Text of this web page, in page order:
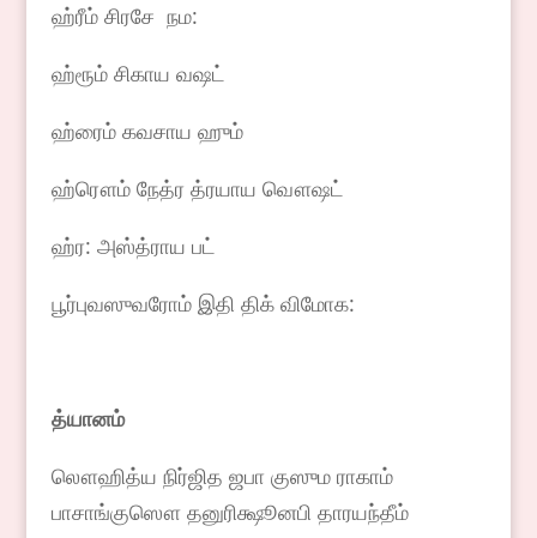
ஹ்ரீம் சிரசே நம:
ஹ்ரூம் சிகாய வஷட்
ஹ்ரைம் கவசாய ஹும்
ஹ்ரௌம் நேத்ர த்ரயாய வௌஷட்
ஹ்ர: அஸ்த்ராய பட்
பூர்புவஸுவரோம் இதி திக் விமோக:
த்யானம்
லௌஹித்ய நிர்ஜித ஜபா குஸும ராகாம்
பாசாங்குஸௌ தனுரிக்ஷூனபி தாரயந்தீம்